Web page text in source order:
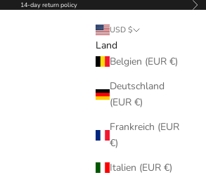
14-day return policy Vor
USD $
Land
Belgien (EUR €)
Deutschland
(EUR €)
Frankreich (EUR
€)
Italien (EUR €)